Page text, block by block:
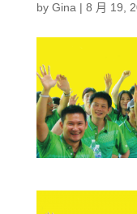
by Gina | 8 月 19,